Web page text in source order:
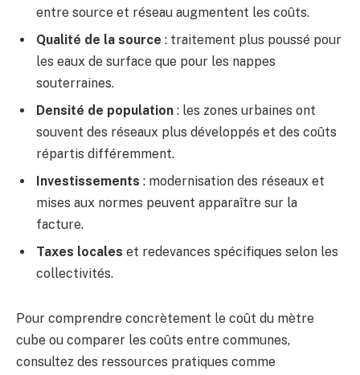
entre source et réseau augmentent les coûts.
Qualité de la source : traitement plus poussé pour
les eaux de surface que pour les nappes
souterraines.
Densité de population : les zones urbaines ont
souvent des réseaux plus développés et des coûts
répartis différemment.
Investissements : modernisation des réseaux et
mises aux normes peuvent apparaître sur la
facture.
Taxes locales et redevances spécifiques selon les
collectivités.
Pour comprendre concrètement le coût du mètre
cube ou comparer les coûts entre communes,
consultez des ressources pratiques comme